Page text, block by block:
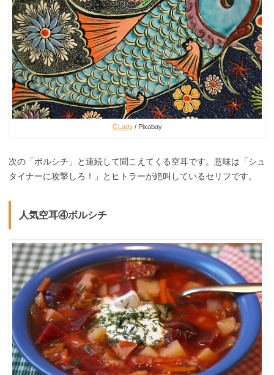
GLady/ Pixabay
次の「ボルシチ」と連続して聞こえてくる空耳です。意味は「シュ
タイナーに攻撃しろ！」とヒトラーが絶叫しているセリフです。
人気空耳④ボルシチ